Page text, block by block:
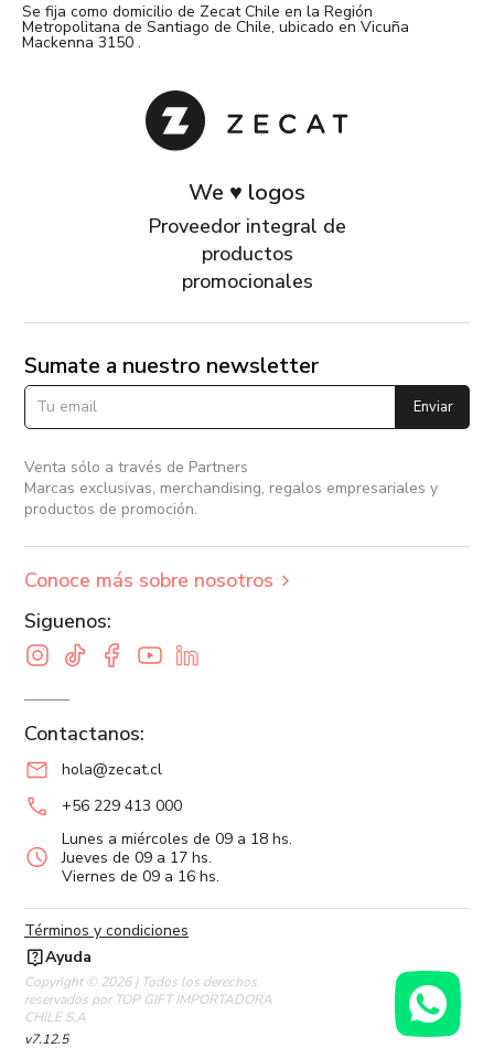
Se fija como domicilio de Zecat Chile en la Región
Metropolitana de Santiago de Chile, ubicado en Vicuña
Mackenna 3150 .
We ♥ logos
Proveedor integral de
productos
promocionales
Sumate a nuestro newsletter
Enviar
Venta sólo a través de Partners
Marcas exclusivas, merchandising, regalos empresariales y
productos de promoción.
Conoce más sobre nosotros
Siguenos:
Contactanos:
hola@zecat.cl
+56 229 413 000
Lunes a miércoles de 09 a 18 hs.
Jueves de 09 a 17 hs.
Viernes de 09 a 16 hs.
Términos y condiciones
Ayuda
Copyright © 2026 | Todos los derechos
reservados por TOP GIFT IMPORTADORA
CHILE S.A
v7.12.5